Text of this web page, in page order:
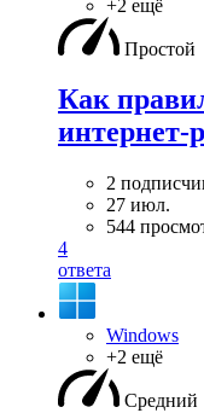
+2 ещё
Простой
Как
интернет-
2
27 июл.
544
4
ответа
Windows
+2 ещё
Средний